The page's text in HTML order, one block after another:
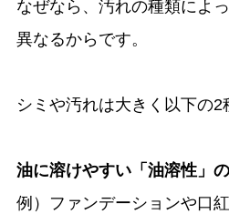
なぜなら、汚れの種類によ
異なるからです。
シミや汚れは大きく以下の2
油に溶けやすい「油溶性」
例）ファンデーションや口